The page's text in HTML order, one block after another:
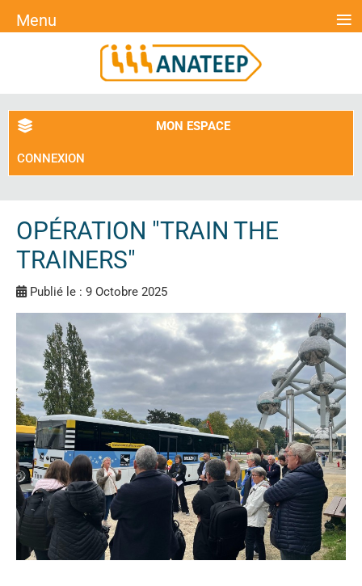
MON ESPACE
CONNEXION
OPÉRATION "TRAIN THE
TRAINERS"
Publié le : 9 Octobre 2025
Menu ≡